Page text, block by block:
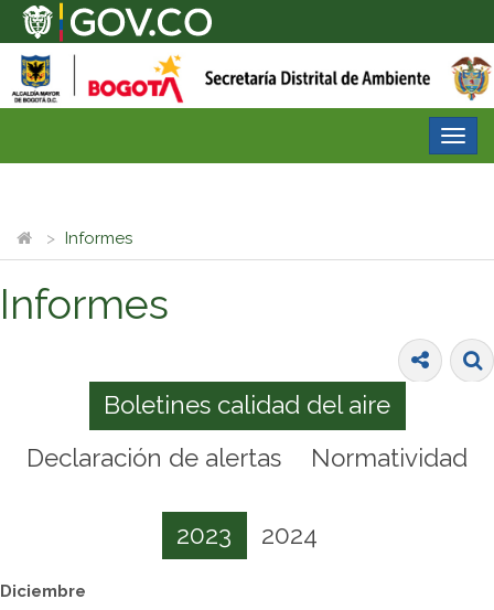
Informes
Informes
Boletines calidad del aire
Declaración de alertas
Normatividad
2023 2024
Diciembre